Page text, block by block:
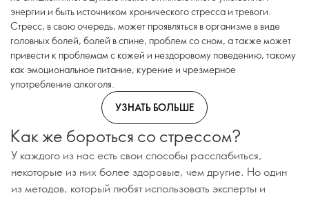
энергии и быть источником хронического стресса и тревоги.
Стресс, в свою очередь, может проявляться в организме в виде
головных болей, болей в спине, проблем со сном, а также может
привести к проблемам с кожей и нездоровому поведению, такому
как эмоциональное питание, курение и чрезмерное
употребление алкоголя.
УЗНАТЬ БОЛЬШЕ
Как же бороться со стрессом?
У каждого из нас есть свои способы расслабиться,
некоторые из них более здоровые, чем другие. Но один
из методов, который любят использовать эксперты и